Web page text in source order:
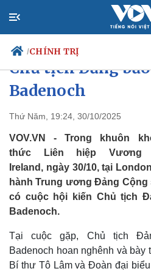
/CHÍNH TRỊ
Chính trị
Tổ chức nhân sự
Quốc hội
Nhận diện sự thật
Tổng Bí thư Tô
Chủ tịch Đảng
Badenoch
Thứ Năm, 19:24, 30/10/2025
VOV.VN - Trong khuôn
thức Liên hiệp
Ireland, ngày 30/10, tại
hành Trung ương Đảng Cộng
có cuộc hội kiến Chủ tịch
Badenoch.
Tại cuộc gặp, Chủ tịch
Badenoch hoan nghênh và
Bí thư Tô Lâm và Đoàn đại